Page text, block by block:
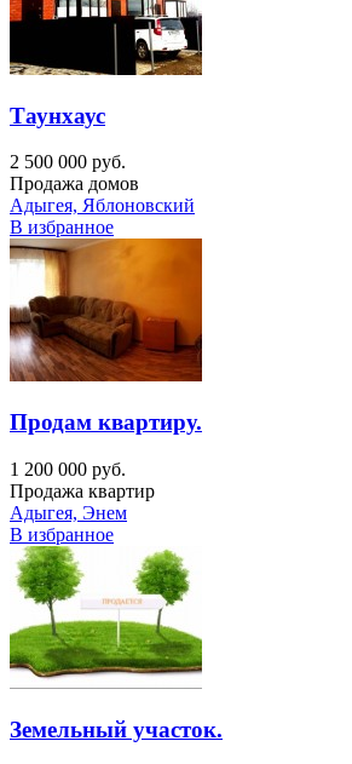
Таунхаус
2 500 000 руб.
Продажа домов
Адыгея, Яблоновский
В избранное
Продам квартиру.
1 200 000 руб.
Продажа квартир
Адыгея, Энем
В избранное
Земельный участок.